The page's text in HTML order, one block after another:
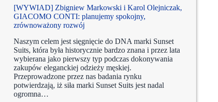
[WYWIAD] Zbigniew Markowski i Karol Olejniczak,
GIACOMO CONTI: planujemy spokojny,
zrównoważony rozwój
Naszym celem jest sięgnięcie do DNA marki Sunset
Suits, która była historycznie bardzo znana i przez lata
wybierana jako pierwszy typ podczas dokonywania
zakupów eleganckiej odzieży męskiej.
Przeprowadzone przez nas badania rynku
potwierdzają, iż siła marki Sunset Suits jest nadal
ogromna…